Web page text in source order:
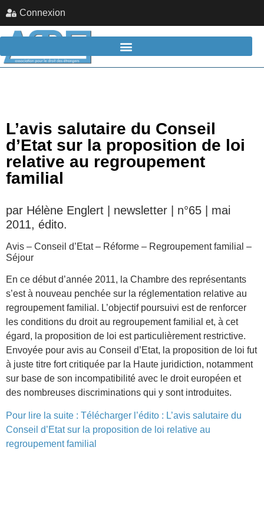
Connexion
L’avis salutaire du Conseil
d’Etat sur la proposition de loi
relative au regroupement
familial
par Hélène Englert | newsletter | n°65 | mai
2011, édito.
Avis – Conseil d’Etat – Réforme – Regroupement familial –
Séjour
En ce début d’année 2011, la Chambre des représentants
s’est à nouveau penchée sur la réglementation relative au
regroupement familial. L’objectif poursuivi est de renforcer
les conditions du droit au regroupement familial et, à cet
égard, la proposition de loi est particulièrement restrictive.
Envoyée pour avis au Conseil d’Etat, la proposition de loi fut
à juste titre fort critiquée par la Haute juridiction, notamment
sur base de son incompatibilité avec le droit européen et
des nombreuses discriminations qui y sont introduites.
Pour lire la suite : Télécharger l’édito : L’avis salutaire du
Conseil d’Etat sur la proposition de loi relative au
regroupement familial